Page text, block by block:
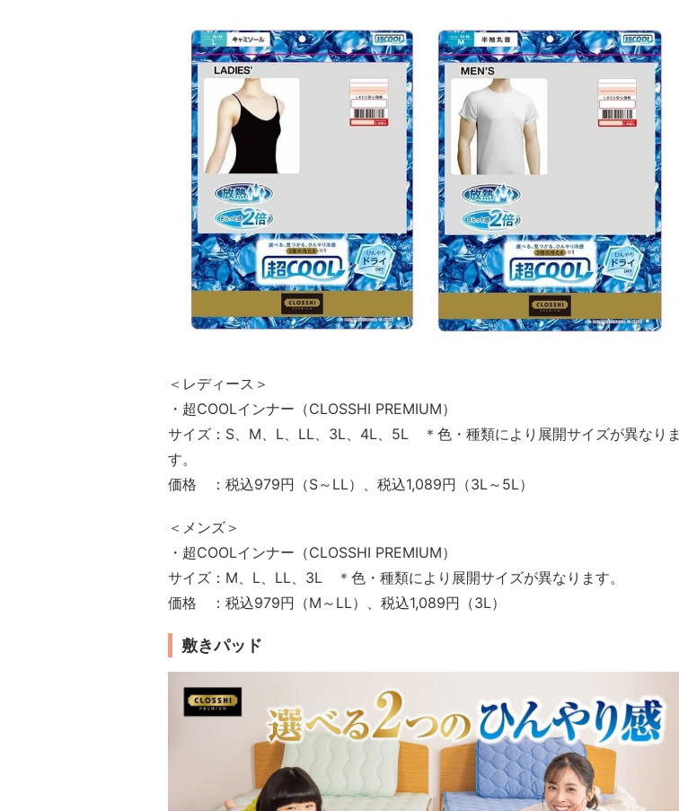
＜レディース＞
・超COOLインナー（CLOSSHI PREMIUM）
サイズ：S、M、L、LL、3L、4L、5L ＊色・種類により展開サイズが異なりま
す。
価格 ：税込979円（S～LL）、税込1,089円（3L～5L）
＜メンズ＞
・超COOLインナー（CLOSSHI PREMIUM）
サイズ：M、L、LL、3L ＊色・種類により展開サイズが異なります。
価格 ：税込979円（M～LL）、税込1,089円（3L）
敷きパッド